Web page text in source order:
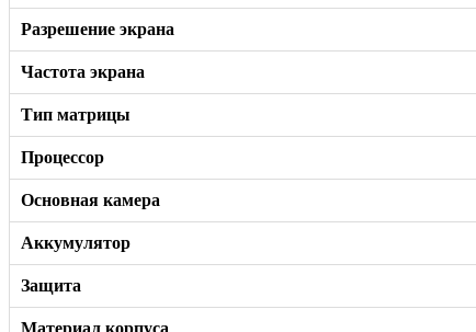
Разрешение экрана
Частота экрана
Тип матрицы
Процессор
Основная камера
Аккумулятор
Защита
Материал корпуса